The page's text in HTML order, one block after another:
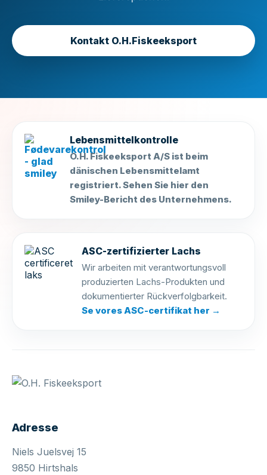
Kontakt O.H.Fiskeeksport
Lebensmittelkontrolle
O.H. Fiskeeksport A/S ist beim
dänischen Lebensmittelamt
registriert. Sehen Sie hier den
Smiley-Bericht des Unternehmens.
ASC-zertifizierter Lachs
Wir arbeiten mit verantwortungsvoll
produzierten Lachs-Produkten und
dokumentierter Rückverfolgbarkeit.
Se vores ASC-certifikat her →
Adresse
Niels Juelsvej 15
9850 Hirtshals
O.H. FISKEEKSPORT A/S